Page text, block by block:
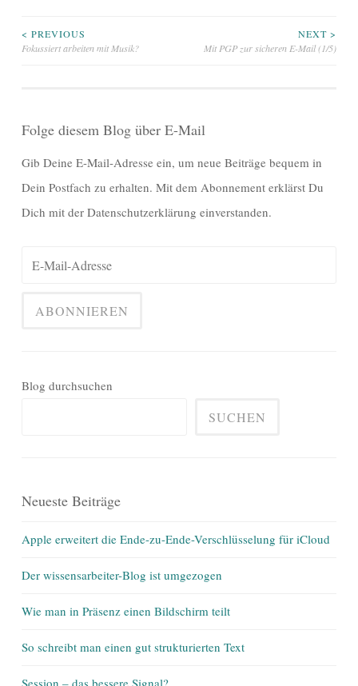
Beitragsnavigation
< PREVIOUS
Fokussiert arbeiten mit Musik?
NEXT >
Mit PGP zur sicheren E-Mail (1/5)
Folge diesem Blog über E-Mail
Gib Deine E-Mail-Adresse ein, um neue Beiträge bequem in
Dein Postfach zu erhalten. Mit dem Abonnement erklärst Du
Dich mit der Datenschutzerklärung einverstanden.
Blog durchsuchen
SUCHEN
Neueste Beiträge
Apple erweitert die Ende-zu-Ende-Verschlüsselung für iCloud
Der wissensarbeiter-Blog ist umgezogen
Wie man in Präsenz einen Bildschirm teilt
So schreibt man einen gut strukturierten Text
Session – das bessere Signal?